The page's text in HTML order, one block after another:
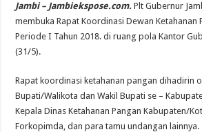
Jambi – Jambiekspose.com. Plt Gubernur
membuka Rapat Koordinasi Dewan Ketahanan
Periode I Tahun 2018. di ruang pola Kantor
(31/5).
Rapat koordinasi ketahanan pangan dihadirin
Bupati/Walikota dan Wakil Bupati se –
Kepala Dinas Ketahanan Pangan Kabupaten/
Forkopimda, dan para tamu undangan lainnya.